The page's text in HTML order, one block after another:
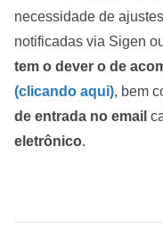
necessidade de
notificadas via Sigen
tem o dever o de
(clicando aqui), bem
de entrada no email
eletrônico.